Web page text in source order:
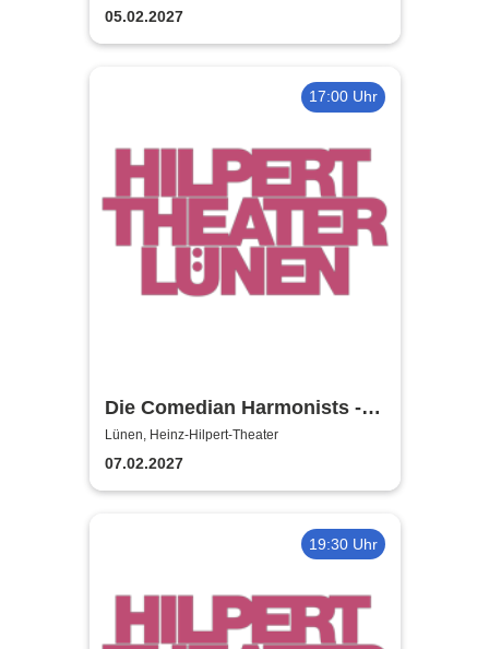
Welthits
05.02.2027
17:00 Uhr
Die Comedian Harmonists -
Heinz-Hilpert-Theater
Lünen, Heinz-Hilpert-Theater
07.02.2027
19:30 Uhr